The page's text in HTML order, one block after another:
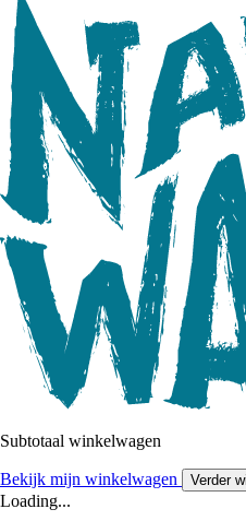
Subtotaal winkelwagen
Bekijk mijn winkelwagen Verder
Loading...